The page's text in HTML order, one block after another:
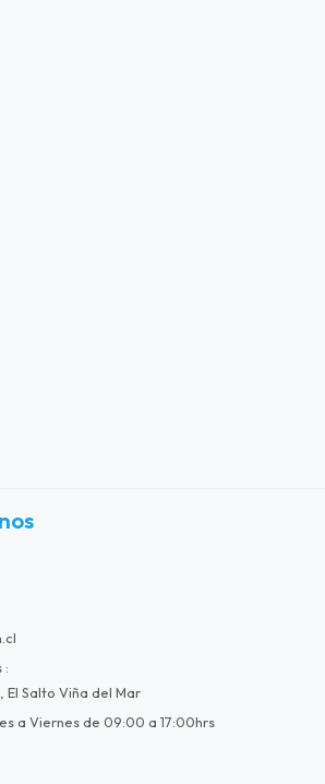
El Salto Viña del Mar
a Viernes de 09:00 a 17:00hrs